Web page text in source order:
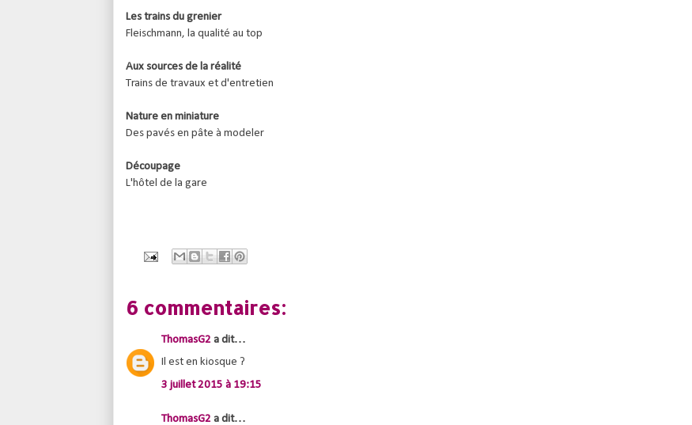
Les trains du grenier
Fleischmann, la qualité au top
Aux sources de la réalité
Trains de travaux et d'entretien
Nature en miniature
Des pavés en pâte à modeler
Découpage
L'hôtel de la gare
6 commentaires:
ThomasG2 a dit…
Il est en kiosque ?
3 juillet 2015 à 19:15
ThomasG2 a dit…